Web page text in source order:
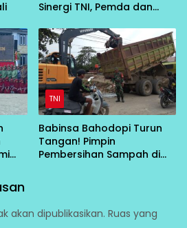
Sinergi TNI, Pemda dan
dari Desa
TNI
Babinsa Bahodopi Turun
Tangan! Pimpin
Pembersihan Sampah di
akan dipublikasikan. Ruas yang